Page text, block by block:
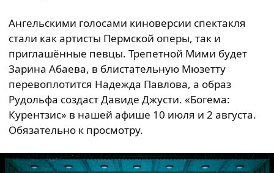
Ангельскими голосами киноверсии спектакля
стали как артисты Пермской оперы, так и
приглашённые певцы. Трепетной Мими будет
Зарина Абаева, в блистательную Мюзетту
перевоплотится Надежда Павлова, а образ
Рудольфа создаст Давиде Джусти. «Богема:
Курентзис» в нашей афише 10 июля и 2 августа.
Обязательно к просмотру.